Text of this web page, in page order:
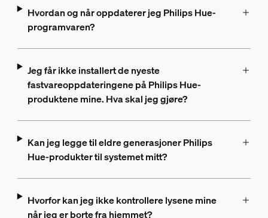
Hvordan og når oppdaterer jeg Philips Hue-
programvaren?
Jeg får ikke installert de nyeste
fastvareoppdateringene på Philips Hue-
produktene mine. Hva skal jeg gjøre?
Kan jeg legge til eldre generasjoner Philips
Hue-produkter til systemet mitt?
Hvorfor kan jeg ikke kontrollere lysene mine
når jeg er borte fra hjemmet?